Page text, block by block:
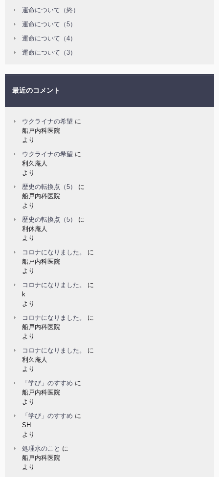
運命について（終）
運命について（5）
運命について（4）
運命について（3）
最近のコメント
ウクライナの希望 に
船戸内科医院
より
ウクライナの希望 に
利久庵人
より
歴史の転換点（5）
に
船戸内科医院
より
歴史の転換点（5）
に
利休庵人
より
コロナになりました。
に
船戸内科医院
より
コロナになりました。
に
k
より
コロナになりました。
に
船戸内科医院
より
コロナになりました。
に
利久庵人
より
「学び」のすすめ に
船戸内科医院
より
「学び」のすすめ に
SH
より
処理水のこと に
船戸内科医院
より